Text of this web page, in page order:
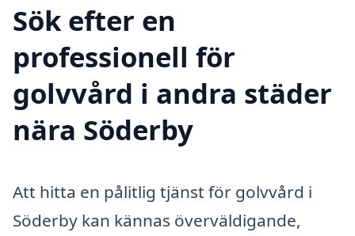
Sök efter en
professionell för
golvvård i andra städer
nära Söderby
Att hitta en pålitlig tjänst för golvvård i
Söderby kan kännas överväldigande,